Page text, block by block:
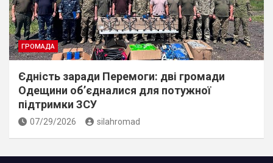
ГРОМАДА
Єдність заради Перемоги: дві громади
Одещини об’єдналися для потужної
підтримки ЗСУ
07/29/2026 silahromad